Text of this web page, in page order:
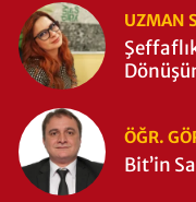
UZMAN
ÖĞR.
Bit’in